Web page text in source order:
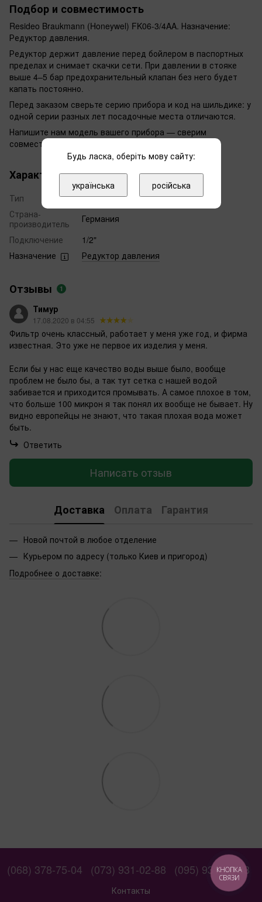
Подбор и совместимость
Resideo Braukmann (Honeywel) FK06-3/4AA. Назначение:
Редуктор давления.
Редуктор держит давление перед бойлером в паспортных
пределах и снимает скачки сети. При давлении в стояке
выше 4–5 бар предохранительный клапан без него будет
капать постоянно.
Перед заказом сверьте серию прибора и код на шильдике: у
одной серии разных лет посадочные места отличаются.
Напишите нам модель вашего прибора — сверим
совместимость до покупки.
Характеристики
Тип
Редуктор с фильтром
Страна-
производитель
Германия
Подключение
1/2"
Назначение
Редуктор давления
Отзывы 1
Тимур
17.08.2020 в 04:55
Фильтр очень классный, работает у меня уже год, и фирма
известная. Это уже не первое их изделия у меня.
Если бы у нас еще качество воды выше было, вообще
проблем не было бы, а так тут сетка с нашей водой
забивается и приходится промывать. А самое плохое в том,
что больше 100 микрон я так понял их вообще не бывает. Ну
видно европейцы не знают, что такая плохая вода может
быть.
Ответить
Написать отзыв
Доставка Оплата Гарантия
Новой почтой в любое отделение
Курьером по адресу (только Киев и пригород)
Подробнее о доставке:
(068) 378-75-04 (073) 931-02-88 (095) 931-02-88
Контакты
КНОПКА
СВЯЗИ
Будь ласка, оберіть мову сайту:
українська російська